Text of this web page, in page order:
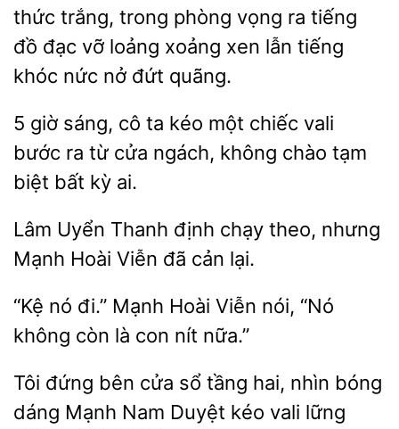
thức
trong phòng vọng ra
đồ đạc vỡ loảng xoảng xen lẫn tiếng
khóc nức nở đứt quãng.
5
sáng, cô ta kéo một chiếc vali
bước ra từ
ngách, không chào tạm
biệt bất kỳ
Lâm
Thanh định chạy theo, nhưng
Viễn đã cản lại.
“Kệ đi.”
Hoài Viễn nói, “Nó
không
là con nít nữa.”
Tôi đứng bên sổ tầng
nhìn bóng
dáng Mạnh Nam Duyệt kéo vali lững